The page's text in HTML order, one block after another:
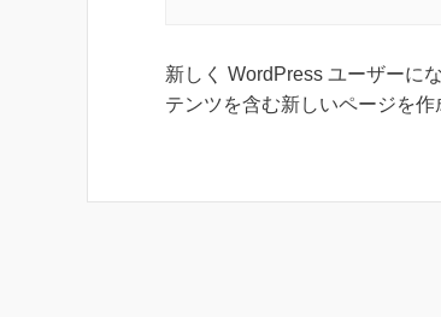
新しく WordPress ユーザーに
テンツを含む新しいページを